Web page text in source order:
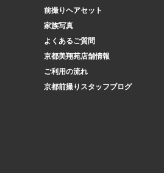
前撮りヘアセット
家族写真
よくあるご質問
京都美翔苑店舗情報
ご利用の流れ
京都前撮りスタッフブログ